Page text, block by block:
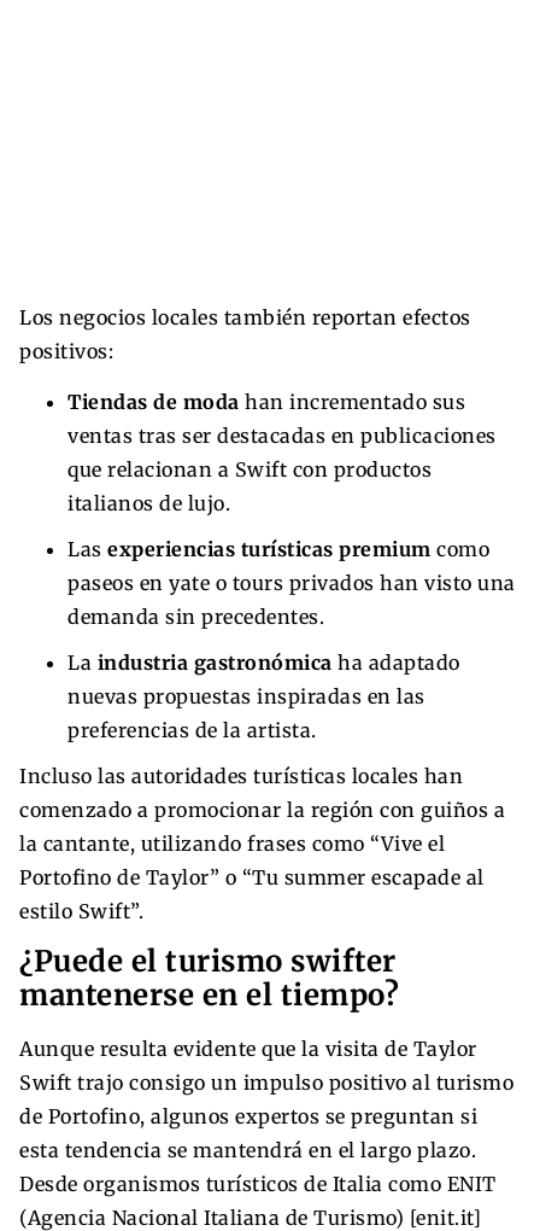
Los negocios locales también reportan efectos
positivos:
Tiendas de moda han incrementado sus
ventas tras ser destacadas en publicaciones
que relacionan a Swift con productos
italianos de lujo.
Las experiencias turísticas premium como
paseos en yate o tours privados han visto una
demanda sin precedentes.
La industria gastronómica ha adaptado
nuevas propuestas inspiradas en las
preferencias de la artista.
Incluso las autoridades turísticas locales han
comenzado a promocionar la región con guiños a
la cantante, utilizando frases como “Vive el
Portofino de Taylor” o “Tu summer escapade al
estilo Swift”.
¿Puede el turismo swifter
mantenerse en el tiempo?
Aunque resulta evidente que la visita de Taylor
Swift trajo consigo un impulso positivo al turismo
de Portofino, algunos expertos se preguntan si
esta tendencia se mantendrá en el largo plazo.
Desde organismos turísticos de Italia como ENIT
(Agencia Nacional Italiana de Turismo) [enit.it]